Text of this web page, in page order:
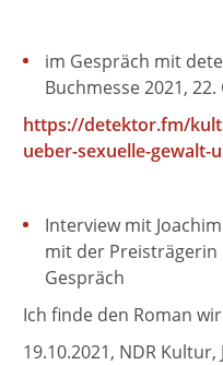
im Gespräch mit
Buchmesse 2021,
https://detektor.fm/
ueber-sexuelle-gewalt-
Interview mit
mit der
Gespräch
Ich finde den Roman
19.10.2021, NDR Kultur,